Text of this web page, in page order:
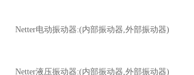
Netter电动振动器:(内部振动器,外部振动器)
Netter液压振动器:(内部振动器,外部振动器)